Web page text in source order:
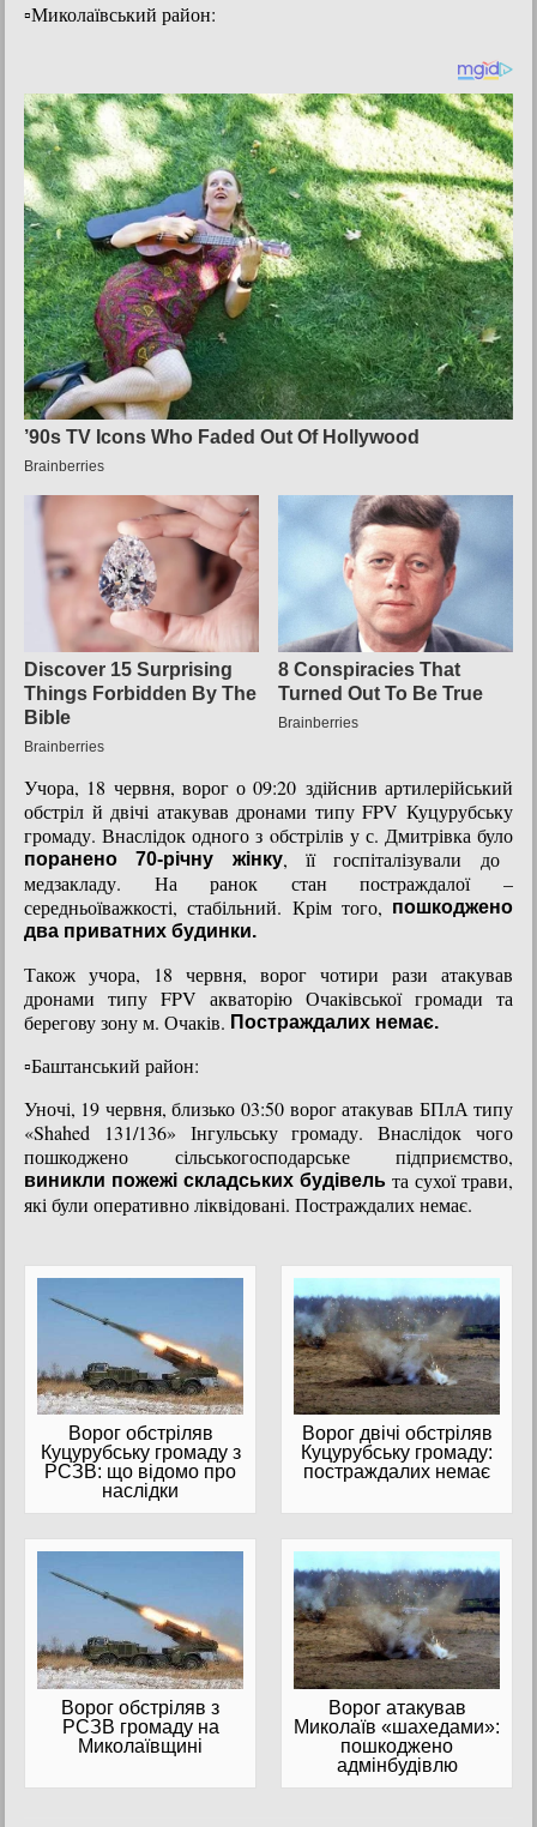
▫️Миколаївський район:
Учора, 18 червня, ворог о 09:20 здійснив артилерійський
обстріл й двічі атакував дронами типу FPV Куцурубську
громаду. Внаслідок одного з oбстрілів у с. Дмитрівка було
поранено 70-річну жінку, її госпіталізували до
медзакладу. На ранок стан постраждалої –
середньоїважкості, стабільний. Крім того, пошкоджено
два приватних будинки.
Також учора, 18 червня, ворог чотири рази атакував
дронами типу FPV акваторію Очаківської громади та
берегову зону м. Очаків. Постраждалих немає.
▫️Баштанський район:
Уночі, 19 червня, близько 03:50 ворог атакував БПлА типу
«Shahed 131/136» Інгульську громаду. Внаслідок чого
пошкоджено сільськогосподарське підприємство,
виникли пожежі складських будівель та сухої трави,
які були оперативно ліквідовані. Постраждалих немає.
Ворог обстріляв
Куцурубську громаду з
РСЗВ: що відомо про
наслідки
Ворог двічі обстріляв
Куцурубську громаду:
постраждалих немає
Ворог обстріляв з
РСЗВ громаду на
Миколаївщині
Ворог атакував
Миколаїв «шахедами»:
пошкоджено
адмінбудівлю